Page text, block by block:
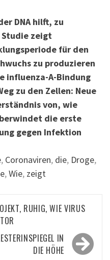
DNA hilft, zu
Studie zeigt
für den
zu produzieren
influenza-A-Bindung
zu den Zellen: Neue
von, wie
die erste
gegen Infektion
, Coronaviren, die, Droge,
,Wie, zeigt
RUHIG, WIE VIRUS
IN
DIE HÖHE